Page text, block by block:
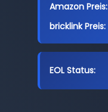
Amazon Preis:
bricklink Preis:
EOL Status: